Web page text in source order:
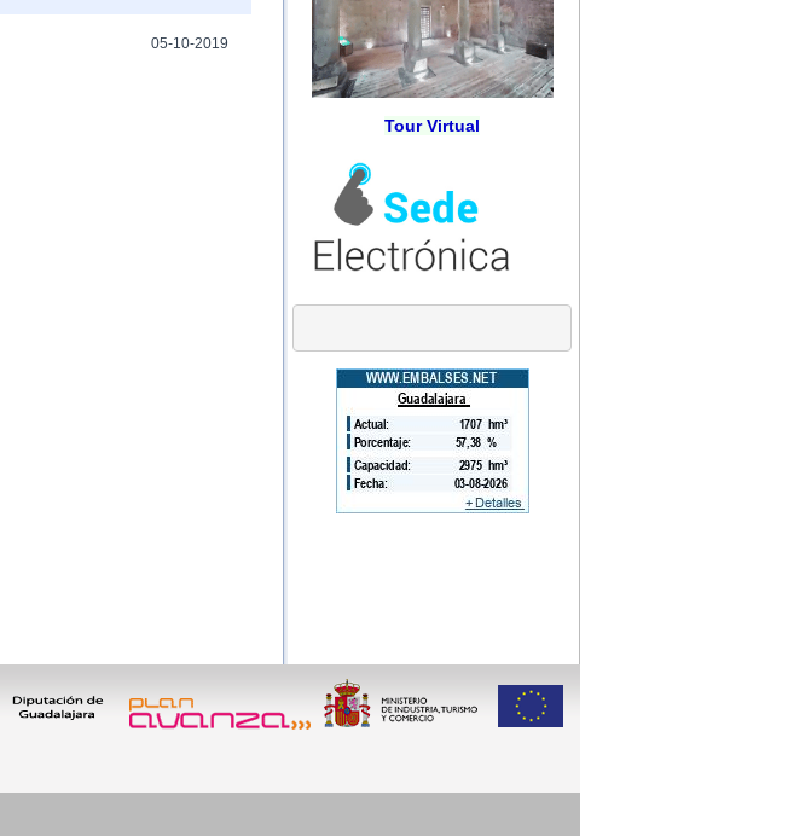
05-10-2019
Tour Virtual